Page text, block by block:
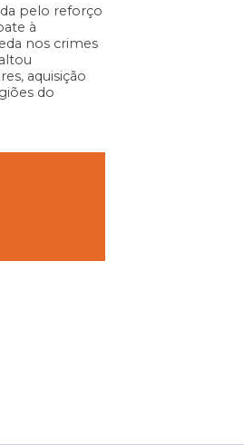
pelo reforço
à
nos crimes
aquisição
do